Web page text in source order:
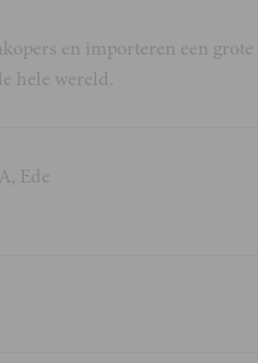
en importeren een grote
hele wereld.
Ede